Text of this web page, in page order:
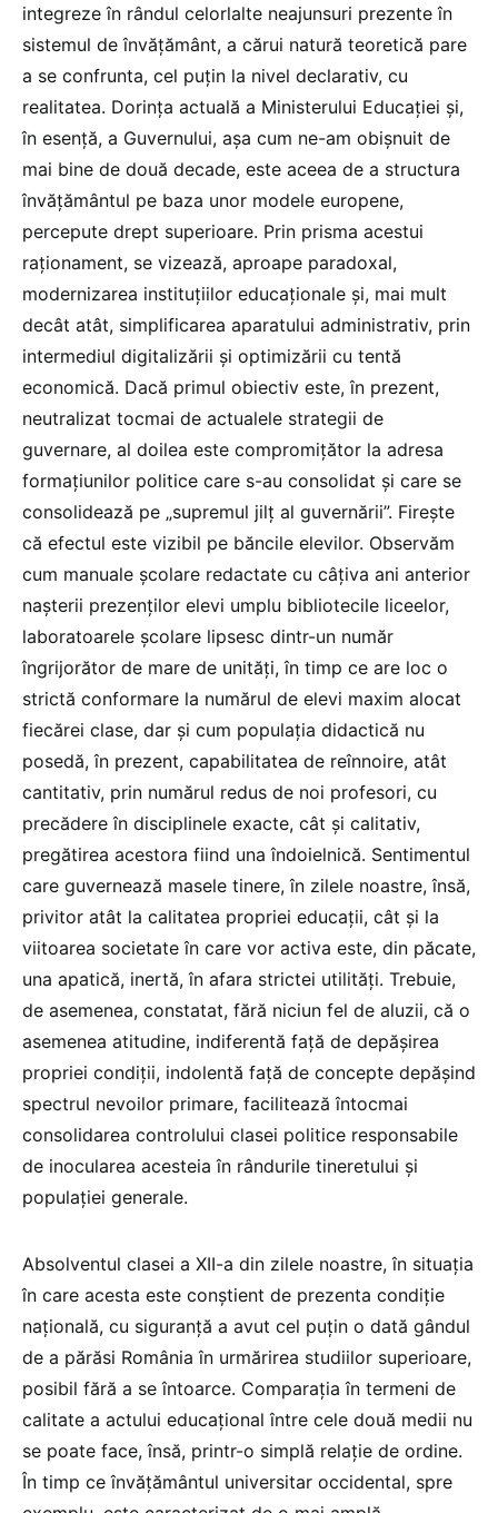
integreze în rândul celorlalte neajunsuri prezente în
sistemul de învățământ, a cărui natură teoretică pare
a se confrunta, cel puțin la nivel declarativ, cu
realitatea. Dorința actuală a Ministerului Educației și,
în esență, a Guvernului, așa cum ne-am obișnuit de
mai bine de două decade, este aceea de a structura
învățământul pe baza unor modele europene,
percepute drept superioare. Prin prisma acestui
raționament, se vizează, aproape paradoxal,
modernizarea instituțiilor educaționale și, mai mult
decât atât, simplificarea aparatului administrativ, prin
intermediul digitalizării și optimizării cu tentă
economică. Dacă primul obiectiv este, în prezent,
neutralizat tocmai de actualele strategii de
guvernare, al doilea este compromițător la adresa
formațiunilor politice care s-au consolidat și care se
consolidează pe „supremul jilț al guvernării”. Firește
că efectul este vizibil pe băncile elevilor. Observăm
cum manuale școlare redactate cu câțiva ani anterior
nașterii prezenților elevi umplu bibliotecile liceelor,
laboratoarele școlare lipsesc dintr-un număr
îngrijorător de mare de unități, în timp ce are loc o
strictă conformare la numărul de elevi maxim alocat
fiecărei clase, dar și cum populația didactică nu
posedă, în prezent, capabilitatea de reînnoire, atât
cantitativ, prin numărul redus de noi profesori, cu
precădere în disciplinele exacte, cât și calitativ,
pregătirea acestora fiind una îndoielnică. Sentimentul
care guvernează masele tinere, în zilele noastre, însă,
privitor atât la calitatea propriei educații, cât și la
viitoarea societate în care vor activa este, din păcate,
una apatică, inertă, în afara strictei utilități. Trebuie,
de asemenea, constatat, fără niciun fel de aluzii, că o
asemenea atitudine, indiferentă față de depășirea
propriei condiții, indolentă față de concepte depășind
spectrul nevoilor primare, facilitează întocmai
consolidarea controlului clasei politice responsabile
de inocularea acesteia în rândurile tineretului și
populației generale.
Absolventul clasei a XII-a din zilele noastre, în situația
în care acesta este conștient de prezenta condiție
națională, cu siguranță a avut cel puțin o dată gândul
de a părăsi România în urmărirea studiilor superioare,
posibil fără a se întoarce. Comparația în termeni de
calitate a actului educațional între cele două medii nu
se poate face, însă, printr-o simplă relație de ordine.
În timp ce învățământul universitar occidental, spre